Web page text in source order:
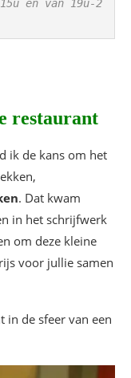
en van 19u-2
restaurant
ik de kans om het
. Dat kwam
in het schrijfwerk
om deze kleine
voor jullie samen
in de sfeer van een